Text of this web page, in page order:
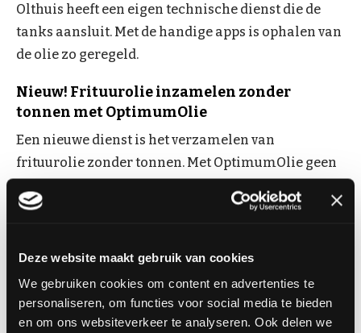
Deze website maakt gebruik van cookies
We gebruiken cookies om content en advertenties te
personaliseren, om functies voor social media te bieden
en om ons websiteverkeer te analyseren. Ook delen we
Olthuis heeft een eigen technische dienst die de
tanks aansluit. Met de handige apps is ophalen van
de olie zo geregeld.
Nieuw! Frituurolie inzamelen zonder
tonnen met OptimumOlie
Een nieuwe dienst is het verzamelen van
frituurolie zonder tonnen. Met OptimumOlie geen
innovatief containersysteem dat de vetton
uitziende container die op een vaste plek in of nabij
de keuken staat. Deze container wordt zodra deze
bijna vol is, leeggepompt. Via de app gemakkelijk
te regelen of volgens een vaste planning.